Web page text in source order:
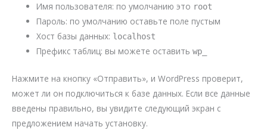
Имя пользователя: по умолчанию это root
Пароль: по умолчанию оставьте поле пустым
Хост базы данных: localhost
Префикс таблиц: вы можете оставитьwp_
Нажмите на кнопку «Отправить», и WordPress проверит,
может ли он подключиться к базе данных. Если все данные
введены правильно, вы увидите следующий экран с
предложением начать установку.